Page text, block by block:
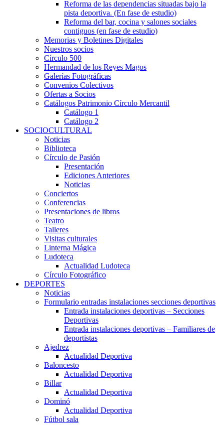
Reforma de las dependencias situadas bajo la
pista deportiva. (En fase de estudio)
Reforma del bar, cocina y salones sociales
contiguos (en fase de estudio)
Memorias y Boletines Digitales
Nuestros socios
Círculo 500
Hermandad de los Reyes Magos
Galerías Fotográficas
Convenios Colectivos
Ofertas a Socios
Catálogos Patrimonio Círculo Mercantil
Catálogo 1
Catálogo 2
SOCIOCULTURAL
Noticias
Biblioteca
Círculo de Pasión
Presentación
Ediciones Anteriores
Noticias
Conciertos
Conferencias
Presentaciones de libros
Teatro
Talleres
Visitas culturales
Linterna Mágica
Ludoteca
Actualidad Ludoteca
Círculo Fotográfico
DEPORTES
Noticias
Formulario entradas instalaciones secciones deportivas
Entrada instalaciones deportivas – Secciones
Deportivas
Entrada instalaciones deportivas – Familiares de
deportistas
Ajedrez
Actualidad Deportiva
Baloncesto
Actualidad Deportiva
Billar
Actualidad Deportiva
Dominó
Actualidad Deportiva
Fútbol sala